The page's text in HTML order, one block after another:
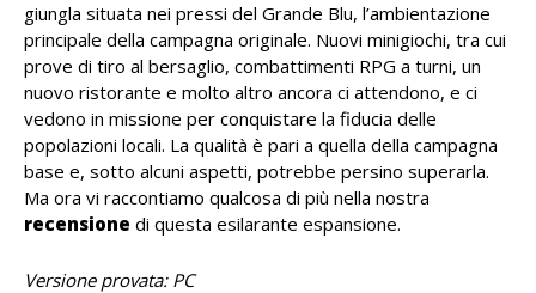
giungla situata nei pressi del Grande Blu, l’ambientazione
principale della campagna originale. Nuovi minigiochi, tra cui
prove di tiro al bersaglio, combattimenti RPG a turni, un
nuovo ristorante e molto altro ancora ci attendono, e ci
vedono in missione per conquistare la fiducia delle
popolazioni locali. La qualità è pari a quella della campagna
base e, sotto alcuni aspetti, potrebbe persino superarla.
Ma ora vi raccontiamo qualcosa di più nella nostra
recensione di questa esilarante espansione.
Versione provata: PC